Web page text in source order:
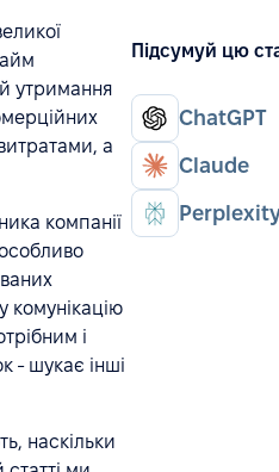
утримання
а
компанії
комунікацію
і
- шукає інші
наскільки
Підсумуй цю
ChatGPT
Claude